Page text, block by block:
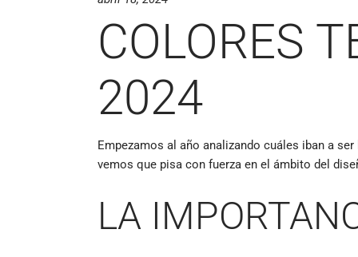
COLORES
2024
Empezamos al año analizando cuáles iban a ser
vemos que pisa con fuerza en el ámbito del
LA